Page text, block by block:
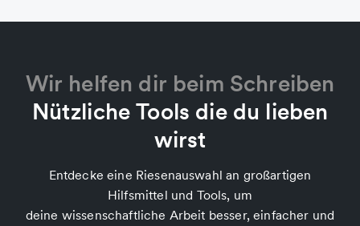
Wir helfen dir beim Schreiben
Nützliche Tools die du lieben
wirst
Entdecke eine Riesenauswahl an großartigen
Hilfsmittel und Tools, um
deine wissenschaftliche Arbeit besser, einfacher und